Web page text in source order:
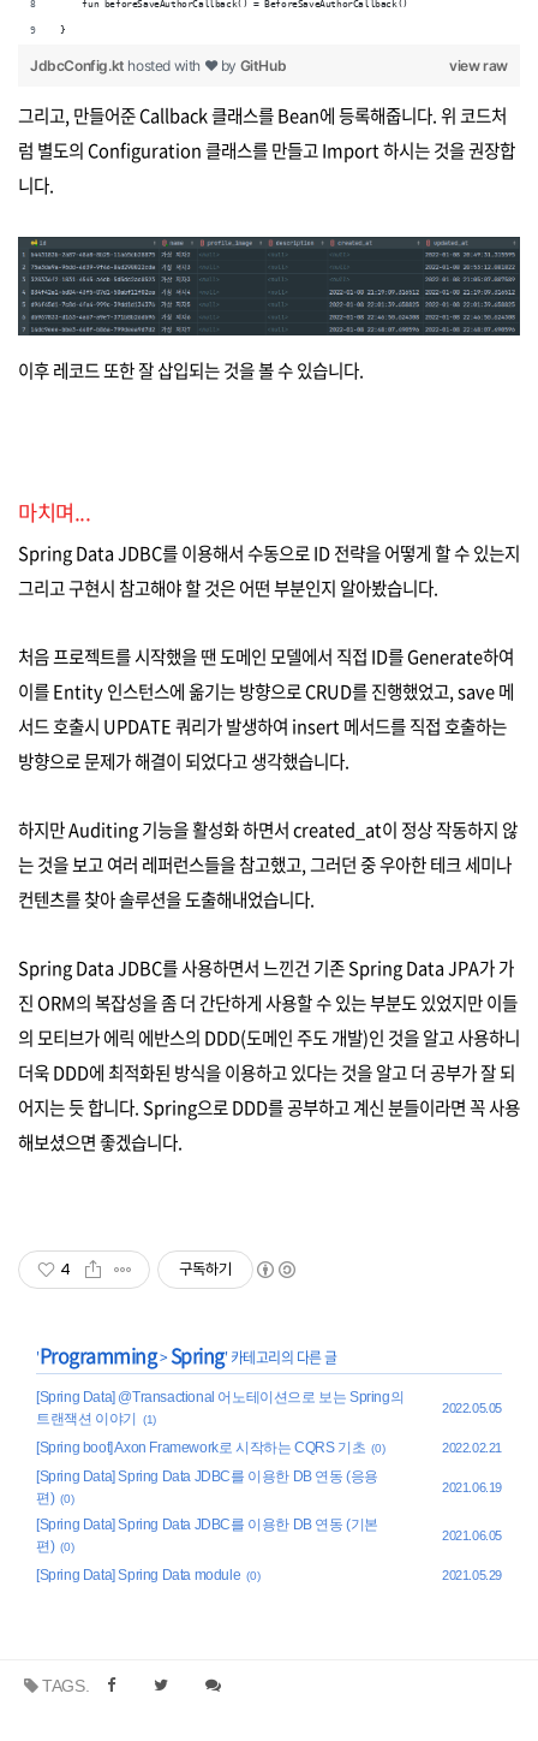
    fun beforeSaveAuthorCallback() = BeforeSaveAuthorCallback()
}
view raw
JdbcConfig.kt hosted with ❤ by GitHub
그리고, 만들어준 Callback 클래스를 Bean에 등록해줍니다. 위 코드처
럼 별도의 Configuration 클래스를 만들고 Import 하시는 것을 권장합
니다.
이후 레코드 또한 잘 삽입되는 것을 볼 수 있습니다.
마치며...
Spring Data JDBC를 이용해서 수동으로 ID 전략을 어떻게 할 수 있는지
그리고 구현시 참고해야 할 것은 어떤 부분인지 알아봤습니다.
처음 프로젝트를 시작했을 땐 도메인 모델에서 직접 ID를 Generate하여
이를 Entity 인스턴스에 옮기는 방향으로 CRUD를 진행했었고, save 메
서드 호출시 UPDATE 쿼리가 발생하여 insert 메서드를 직접 호출하는
방향으로 문제가 해결이 되었다고 생각했습니다.
하지만 Auditing 기능을 활성화 하면서 created_at이 정상 작동하지 않
는 것을 보고 여러 레퍼런스들을 참고했고, 그러던 중 우아한 테크 세미나
컨텐츠를 찾아 솔루션을 도출해내었습니다.
Spring Data JDBC를 사용하면서 느낀건 기존 Spring Data JPA가 가
진 ORM의 복잡성을 좀 더 간단하게 사용할 수 있는 부분도 있었지만 이들
의 모티브가 에릭 에반스의 DDD(도메인 주도 개발)인 것을 알고 사용하니
더욱 DDD에 최적화된 방식을 이용하고 있다는 것을 알고 더 공부가 잘 되
어지는 듯 합니다. Spring으로 DDD를 공부하고 계신 분들이라면 꼭 사용
해보셨으면 좋겠습니다.
4 구독하기
'Programming>Spring' 카테고리의 다른 글
[Spring Data] @Transactional 어노테이션으로 보는 Spring의
트랜잭션 이야기
(1)
2022.05.05
[Spring boot] Axon Framework로 시작하는 CQRS 기초 (0) 2022.02.21
[Spring Data] Spring Data JDBC를 이용한 DB 연동 (응용
편) (0)
2021.06.19
[Spring Data] Spring Data JDBC를 이용한 DB 연동 (기본
편) (0)
2021.06.05
[Spring Data] Spring Data module (0) 2021.05.29
TAGS.